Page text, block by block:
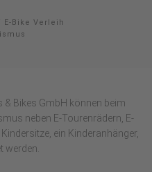
E-Bike Verleih
Bikes GmbH können beim
neben E-Tourenrädern, E-
ein Kinderanhänger,
werden.